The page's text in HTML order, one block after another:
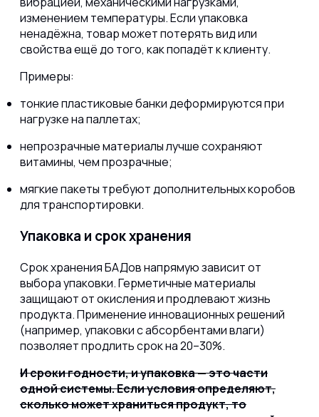
изменением температуры. Если упаковка
ненадёжна, товар может потерять вид или
свойства ещё до того, как попадёт к клиенту.
Примеры:
тонкие пластиковые банки деформируются при
нагрузке на паллетах;
непрозрачные материалы лучше сохраняют
витамины, чем прозрачные;
мягкие пакеты требуют дополнительных коробов
для транспортировки.
Упаковка и срок хранения
Срок хранения БАДов напрямую зависит от
выбора упаковки. Герметичные материалы
защищают от окисления и продлевают жизнь
продукта. Применение инновационных решений
(например, упаковки с абсорбентами влаги)
позволяет продлить срок на 20–30%.
И сроки годности, и упаковка — это части
одной системы. Если условия определяют,
сколько может храниться продукт, то